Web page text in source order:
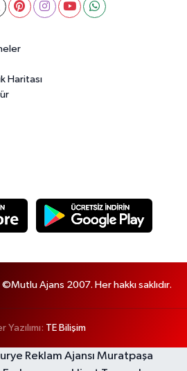
Haritası
Ajans 2007. Her hakkı saklıdır.
Yazılımı: TE Bilişim
Reklam Ajansı Muratpaşa